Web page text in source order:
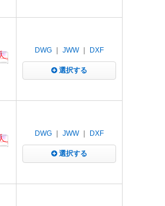
DWG JWW｜ DXF
選択する
DWG JWW｜ DXF
選択する